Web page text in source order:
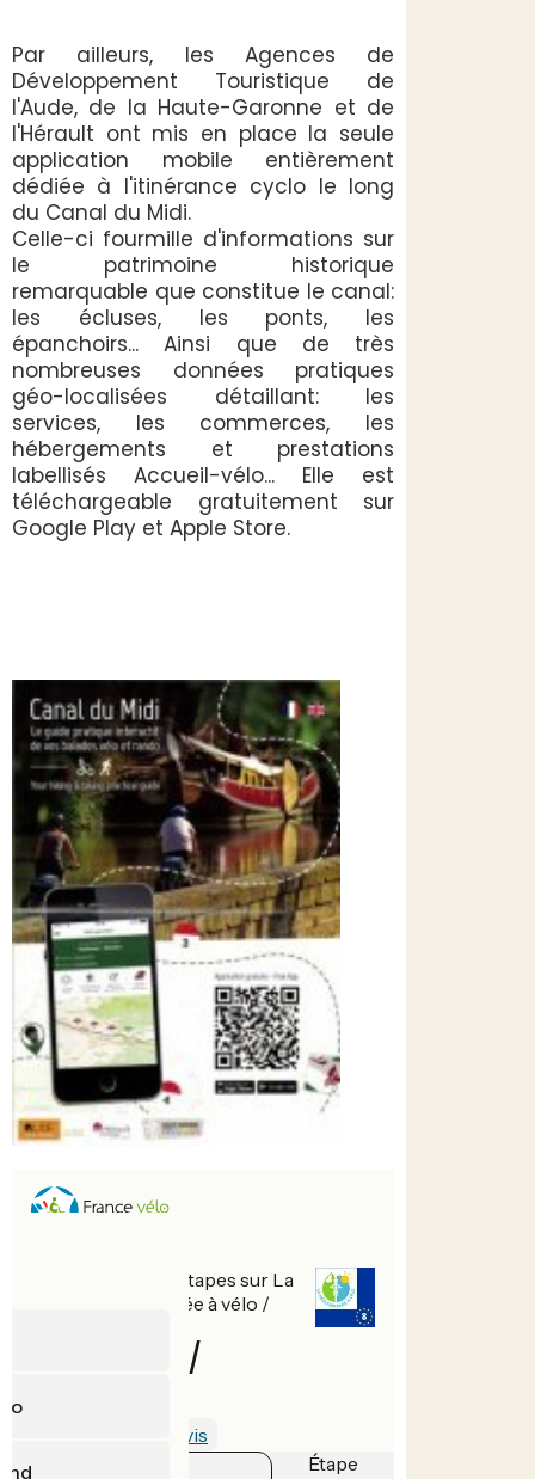
Par ailleurs, les Agences de
Développement Touristique de
l'Aude, de la Haute-Garonne et de
l'Hérault ont mis en place la seule
application mobile entièrement
dédiée à l'itinérance cyclo le long
du Canal du Midi.
Celle-ci fourmille d'informations sur
le patrimoine historique
remarquable que constitue le canal:
les écluses, les ponts, les
épanchoirs... Ainsi que de très
nombreuses données pratiques
géo-localisées détaillant: les
services, les commerces, les
hébergements et prestations
labellisés Accueil-vélo... Elle est
téléchargeable gratuitement sur
Google Play et Apple Store.